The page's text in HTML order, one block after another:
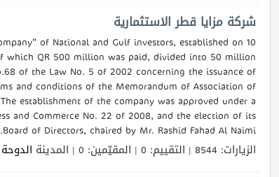
شركة مزايا قطر الاستثمارية
of National and Gulf investors, established on 10
which QR 500 million was paid, divided into 50 million
of the Law No. 5 of 2002 concerning the issuance of
and conditions of the Memorandum of Association of
establishment of the company was approved under a
and Commerce No. 22 of 2008, and the election of its
Board of Directors, chaired by Mr. Rashid Fahad Al Naimi.
الزيارات: 8544 | التقييم: 0 | المقيّمين: 0 | المدينة
الدوحة